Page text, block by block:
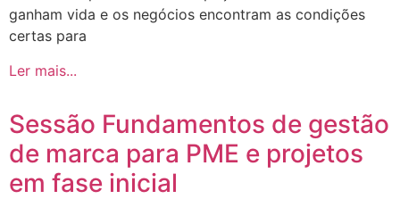
ganham vida e os negócios encontram as condições
certas para
Ler mais...
Sessão Fundamentos de gestão
de marca para PME e projetos
em fase inicial